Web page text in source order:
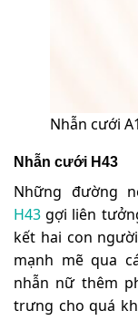
Nhẫn cưới
Nhẫn cưới H43
Những đường
H43 gợi liên
kết hai con
mạnh mẽ qua
nhẫn nữ thêm
trưng cho quá